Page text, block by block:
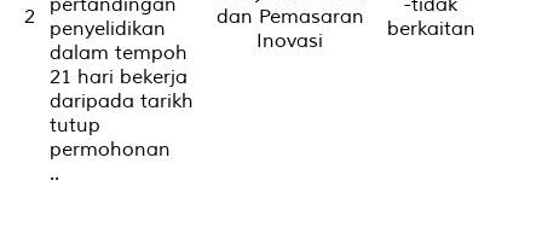
2
penyelidikan
dalam tempoh
21 hari bekerja
daripada tarikh
tutup
permohonan
..
dan Pemasaran
Inovasi
berkaitan